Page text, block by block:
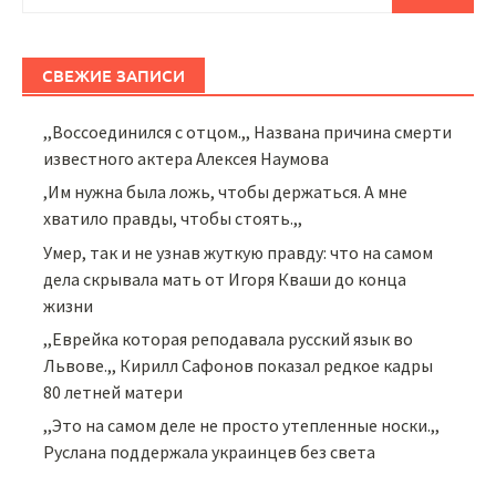
СВЕЖИЕ ЗАПИСИ
,,Воссоединился с отцом.,, Названа причина смерти
известного актера Алексея Наумова
,Им нужна была ложь, чтобы держаться. А мне
хватило правды, чтобы стоять.,,
Умер, так и не узнав жуткую правду: что на самом
дела скрывала мать от Игоря Кваши до конца
жизни
,,Еврейка которая реподавала русский язык во
Львове.,, Кирилл Сафонов показал редкое кадры
80 летней матери
,,Это на самом деле не просто утепленные носки.,,
Руслана поддержала украинцев без света